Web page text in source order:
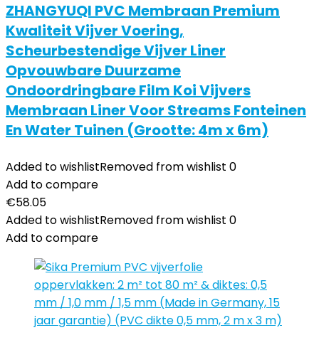
ZHANGYUQI PVC Membraan Premium
Kwaliteit Vijver Voering,
Scheurbestendige Vijver Liner
Opvouwbare Duurzame
Ondoordringbare Film Koi Vijvers
Membraan Liner Voor Streams Fonteinen
En Water Tuinen (Grootte: 4m x 6m)
Added to wishlistRemoved from wishlist 0
Add to compare
€58.05
Added to wishlistRemoved from wishlist 0
Add to compare